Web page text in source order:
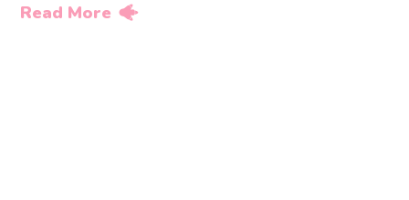
Read More